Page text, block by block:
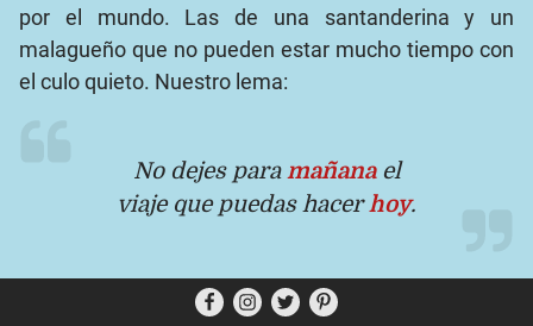
por el mundo. Las de una santanderina y un
malagueño que no pueden estar mucho tiempo con
el culo quieto. Nuestro lema:
No dejes paramañana el
viaje que puedas hacerhoy.